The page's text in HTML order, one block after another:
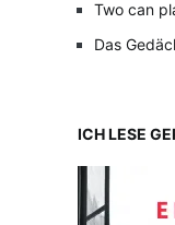
Two can
Das
ICH LESE